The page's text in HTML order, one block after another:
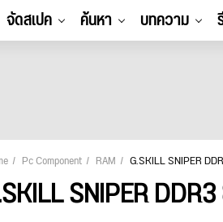
จัดสเปค ค้นหา บทความ
Pc Component RAM G.SKILL SNIPER
SNIPER